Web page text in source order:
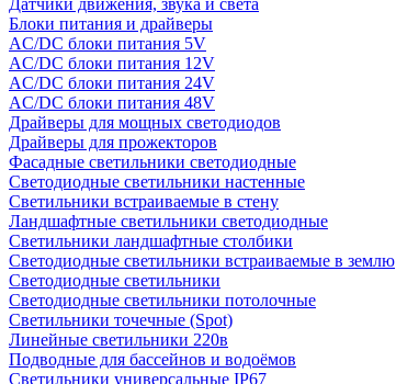
Датчики движения, звука и света
Блоки питания и драйверы
AC/DC блоки питания 5V
AC/DC блоки питания 12V
AC/DC блоки питания 24V
AC/DC блоки питания 48V
Драйверы для мощных светодиодов
Драйверы для прожекторов
Фасадные светильники светодиодные
Светодиодные светильники настенные
Светильники встраиваемые в стену
Ландшафтные светильники светодиодные
Светильники ландшафтные столбики
Светодиодные светильники встраиваемые в землю
Светодиодные светильники
Светодиодные светильники потолочные
Светильники точечные (Spot)
Линейные светильники 220в
Подводные для бассейнов и водоёмов
Светильники универсальные IP67